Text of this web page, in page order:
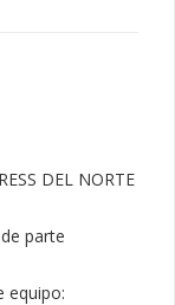
DEL NORTE
parte
equipo: